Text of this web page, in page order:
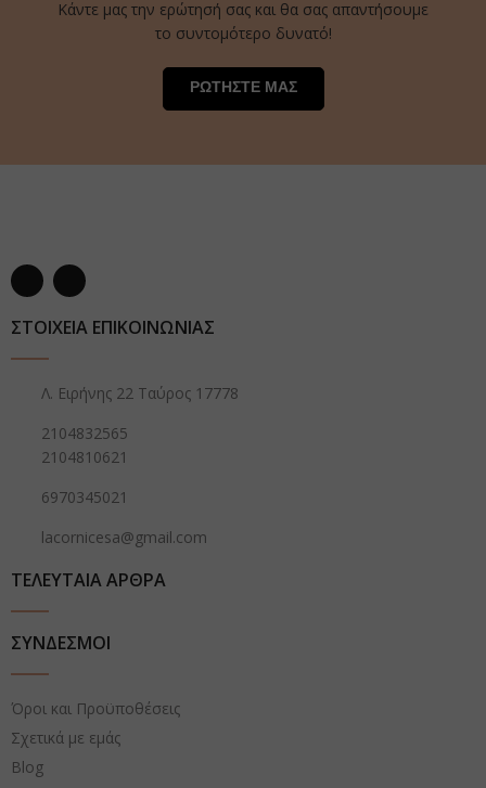
Κάντε μας την ερώτησή σας και θα σας απαντήσουμε
το συντομότερο δυνατό!
ΡΩΤΗΣΤΕ ΜΑΣ
ΣΤΟΙΧΕΙΑ ΕΠΙΚΟΙΝΩΝΙΑΣ
Λ. Ειρήνης 22 Ταύρος 17778
2104832565
2104810621
6970345021
lacornicesa@gmail.com
ΤΕΛΕΥΤΑΙΑ ΑΡΘΡΑ
ΣΥΝΔΕΣΜΟΙ
Όροι και Προϋποθέσεις
Σχετικά με εμάς
Blog